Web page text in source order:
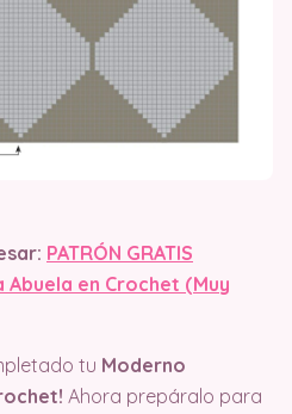
PATRÓN GRATIS
en Crochet (Muy
tu Moderno
Ahora prepáralo para